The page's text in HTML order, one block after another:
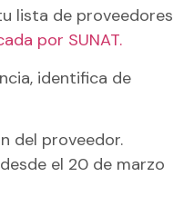
lista de proveedores
por SUNAT.
identifica de
del proveedor.
el 20 de marzo